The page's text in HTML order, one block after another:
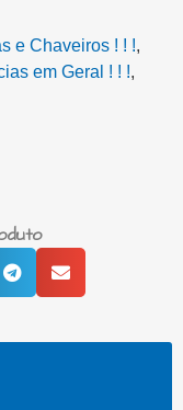
e Chaveiros ! ! !,
em Geral ! ! !,